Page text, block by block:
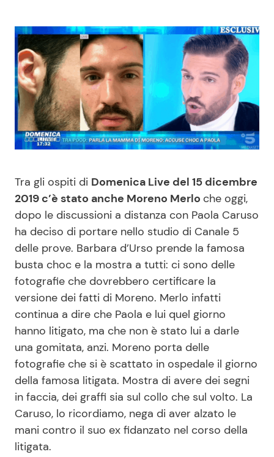
News Spettacolo
Benessere
Casa
Moda e Style
Mondo Mamma
News benessere
Salute
Viaggi e Turismo
Festività
Cucina e Ricette
Consigli di Cucina
Dolci
Le Ricette in TV
Primi Piatti
Ricette Facili e Veloci
Ricette Feste
Ricette per Bambini
Seguici
Info
Tra gli ospiti di Domenica Live del 15 dicembre
2019 c’è stato anche Moreno Merlo che oggi,
dopo le discussioni a distanza con Paola Caruso
ha deciso di portare nello studio di Canale 5
delle prove. Barbara d’Urso prende la famosa
busta choc e la mostra a tutti: ci sono delle
fotografie che dovrebbero certificare la
versione dei fatti di Moreno. Merlo infatti
continua a dire che Paola e lui quel giorno
hanno litigato, ma che non è stato lui a darle
una gomitata, anzi. Moreno porta delle
fotografie che si è scattato in ospedale il giorno
della famosa litigata. Mostra di avere dei segni
in faccia, dei graffi sia sul collo che sul volto. La
Caruso, lo ricordiamo, nega di aver alzato le
mani contro il suo ex fidanzato nel corso della
litigata.